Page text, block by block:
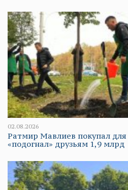
02.08.2026
Ратмир Мавлиев покупал
«подогнал» друзьям 1,9 млрд